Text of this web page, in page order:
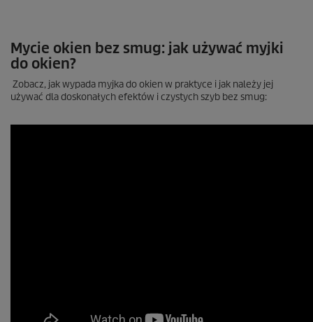
Mycie okien bez smug: jak używać myjki
do okien?
Zobacz, jak wypada myjka do okien w praktyce i jak należy jej
używać dla doskonałych efektów i czystych szyb bez smug: